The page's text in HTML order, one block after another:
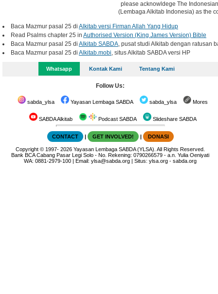
please acknowldege The
(Lembaga Alkitab Indonesia) as the
Baca Mazmur pasal 25 di Alkitab versi Firman Allah Yang Hidup
Read Psalms chapter 25 in Authorised Version (King James Version) Bible
Baca Mazmur pasal 25 di Alkitab SABDA, pusat studi Alkitab dengan ratusan
Baca Mazmur pasal 25 di Alkitab.mobi, situs Alkitab SABDA versi HP
Whatsapp Kontak Kami Tentang Kami
Follow Us:
sabda_ylsa Yayasan Lembaga SABDA sabda_ylsa Mores
SABDA Alkitab Podcast SABDA Slideshare SABDA
CONTACT | GET INVOLVED! | DONASI
Copyright © 1997-2026Yayasan Lembaga SABDA (YLSA). All Rights Reserved.
Bank BCA Cabang Pasar Legi Solo - No. Rekening: 0790266579 - a.n. Yulia Oeniyati
WA:0881-2979-100 | Email:ylsa@sabda.org | Situs:ylsa.org -sabda.org